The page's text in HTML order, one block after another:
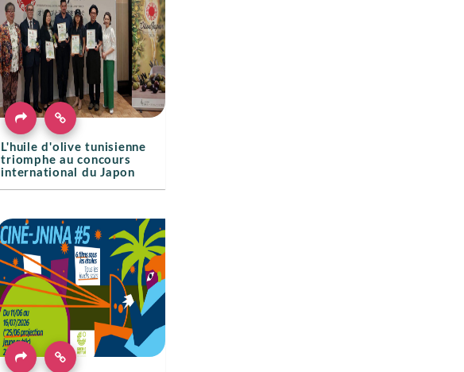
L'huile d'olive tunisienne
triomphe au concours
international du Japon